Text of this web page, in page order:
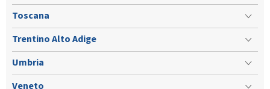
Toscana
Trentino Alto Adige
Umbria
Veneto